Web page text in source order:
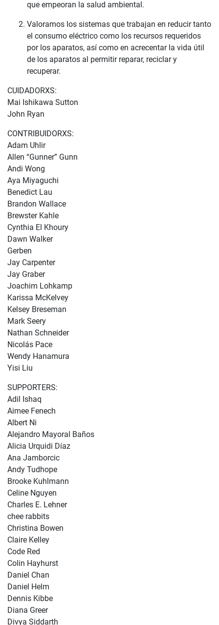
que empeoran la salud ambiental.
Valoramos los sistemas que trabajan en reducir tanto
el consumo eléctrico como los recursos requeridos
por los aparatos, así como en acrecentar la vida útil
de los aparatos al permitir reparar, reciclar y
recuperar.
CUIDADORXS:
Mai Ishikawa Sutton
John Ryan
CONTRIBUIDORXS:
Adam Uhlir
Allen “Gunner” Gunn
Andi Wong
Aya Miyaguchi
Benedict Lau
Brandon Wallace
Brewster Kahle
Cynthia El Khoury
Dawn Walker
Gerben
Jay Carpenter
Jay Graber
Joachim Lohkamp
Karissa McKelvey
Kelsey Breseman
Mark Seery
Nathan Schneider
Nicolás Pace
Wendy Hanamura
Yisi Liu
SUPPORTERS:
Adil Ishaq
Aimee Fenech
Albert Ni
Alejandro Mayoral Baños
Alicia Urquidi Díaz
Ana Jamborcic
Andy Tudhope
Brooke Kuhlmann
Celine Nguyen
Charles E. Lehner
chee rabbits
Christina Bowen
Claire Kelley
Code Red
Colin Hayhurst
Daniel Chan
Daniel Helm
Dennis Kibbe
Diana Greer
Divya Siddarth